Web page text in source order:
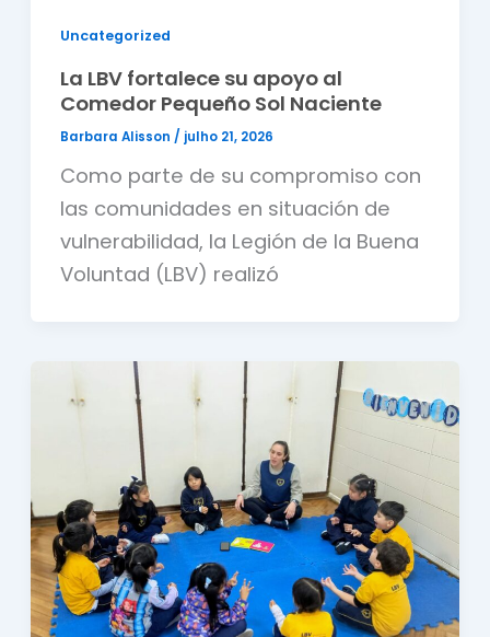
Uncategorized
La LBV fortalece su apoyo al
Comedor Pequeño Sol Naciente
Barbara Alisson/ julho 21, 2026
Como parte de su compromiso con
las comunidades en situación de
vulnerabilidad, la Legión de la Buena
Voluntad (LBV) realizó